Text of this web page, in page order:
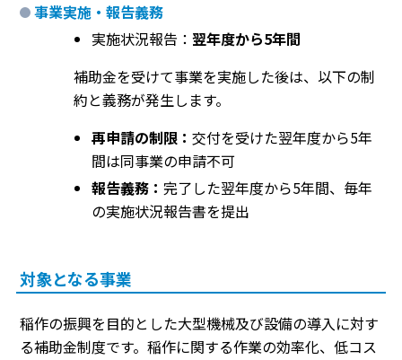
事業実施・報告義務
実施状況報告： 翌年度から5年間
補助金を受けて事業を実施した後は、以下の制
約と義務が発生します。
再申請の制限： 交付を受けた翌年度から5年
間は同事業の申請不可
報告義務： 完了した翌年度から5年間、毎年
の実施状況報告書を提出
対象となる事業
稲作の振興を目的とした大型機械及び設備の導入に対す
る補助金制度です。稲作に関する作業の効率化、低コス